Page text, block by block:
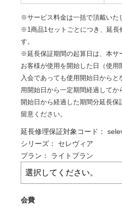
※サービス料金は一括で頂戴いた
※1商品1セットごとにつき、延長
す。
※延長保証期間の起算日は、本サ
お客様が使用を開始した日（使
入会であっても使用開始日から
用開始日から一定期間経過してか
開始日から経過した期間分延長
留意ください。
延長修理保証対象コード：
シリーズ： セレヴィア
プラン： ライトプラン